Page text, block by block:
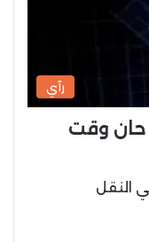
رآي
حان وقت
النقل